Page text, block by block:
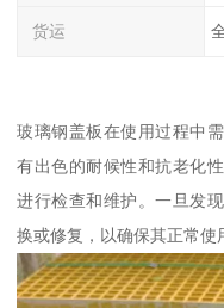
货运
玻璃钢盖板在使用过程中
有出色的耐候性和抗老化
进行检查和维护。一旦发
换或修复，以确保其正常使